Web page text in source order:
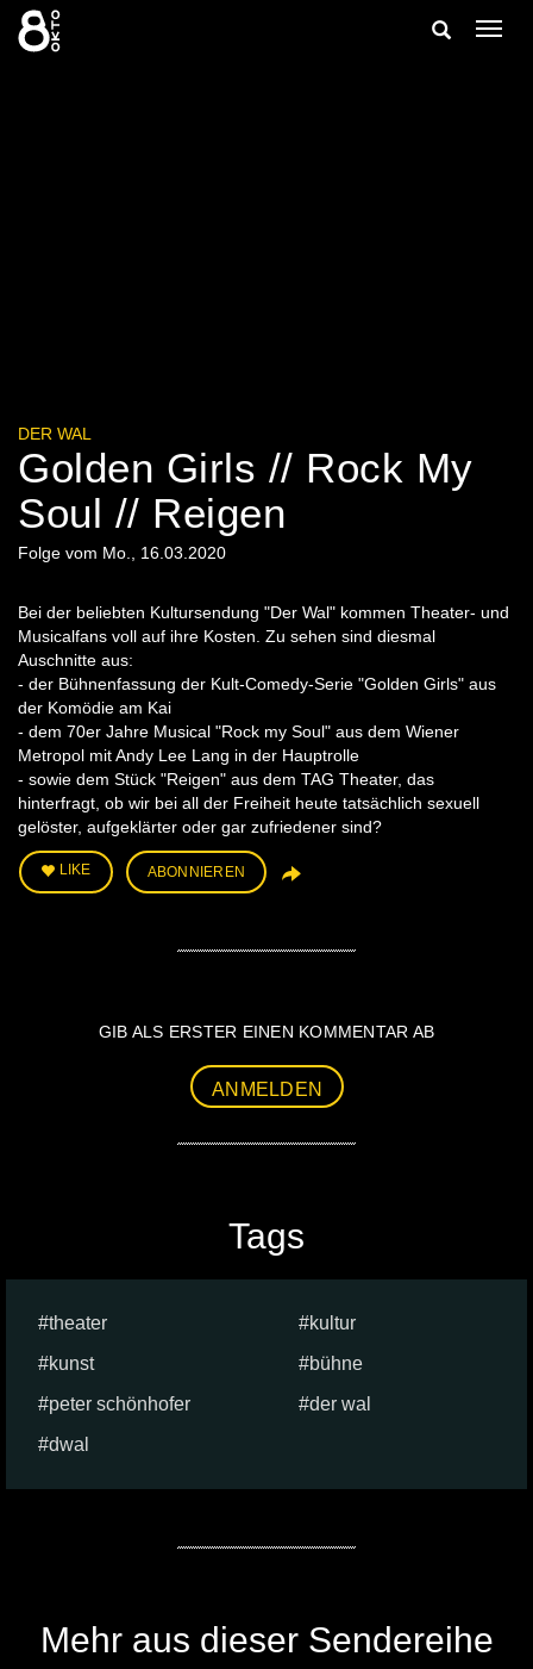
Zum
Inhalt
springen
Suche
DER WAL
Golden Girls // Rock My
Soul // Reigen
Folge vom Mo., 16.03.2020
Bei der beliebten Kultursendung "Der Wal" kommen Theater- und
Musicalfans voll auf ihre Kosten. Zu sehen sind diesmal
Auschnitte aus:
- der Bühnenfassung der Kult-Comedy-Serie "Golden Girls" aus
der Komödie am Kai
- dem 70er Jahre Musical "Rock my Soul" aus dem Wiener
Metropol mit Andy Lee Lang in der Hauptrolle
- sowie dem Stück "Reigen" aus dem TAG Theater, das
hinterfragt, ob wir bei all der Freiheit heute tatsächlich sexuell
gelöster, aufgeklärter oder gar zufriedener sind?
LIKE ABONNIEREN
GIB ALS ERSTER EINEN KOMMENTAR AB
ANMELDEN
Tags
theater
kultur
kunst
bühne
peter schönhofer
der wal
dwal
Mehr aus dieser Sendereihe